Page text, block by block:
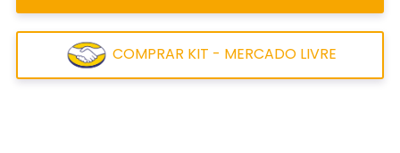
COMPRAR KIT - MERCADO LIVRE